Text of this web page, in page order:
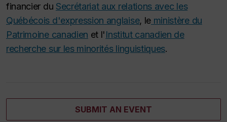
financier du Secrétariat aux relations avec les
Québécois d'expression anglaise, le ministère du
Patrimoine canadien et l'Institut canadien de
recherche sur les minorités linguistiques.
SUBMIT AN EVENT